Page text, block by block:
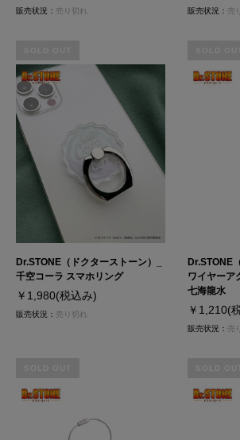
販売状況： 売り切れ 販売状況：売
Dr.STONE（ドクターストーン）_
千空コーラ スマホリング
￥1,980(税込み)
販売状況： 売り切れ
Dr.STONE
ワイヤーア
七海龍水
￥1,210(
販売状況：売